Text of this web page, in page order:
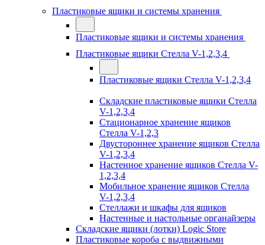
Пластиковые ящики и системы хранения
Пластиковые ящики и системы хранения
Пластиковые ящики Стелла V-1,2,3,4
Пластиковые ящики Стелла V-1,2,3,4
Складские пластиковые ящики Стелла
V-1,2,3,4
Стационарное хранение ящиков
Стелла V-1,2,3
Двустороннее хранение ящиков Стелла
V-1,2,3,4
Настенное хранение ящиков Стелла V-
1,2,3,4
Мобильное хранение ящиков Стелла
V-1,2,3,4
Стеллажи и шкафы для ящиков
Настенные и настольные органайзеры
Складские ящики (лотки) Logiс Store
Пластиковые короба с выдвижными